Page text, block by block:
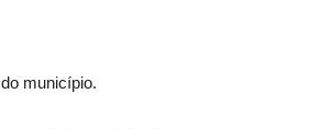
município.